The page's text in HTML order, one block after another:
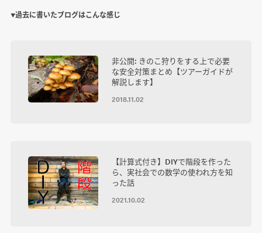
▼過去に書いたブログはこんな感じ
非公開: きのこ狩りをする上で必要
な安全対策まとめ【ツアーガイドが
解説します】
2018.11.02
【計算式付き】DIYで階段を作った
ら、実社会での数学の使われ方を知
った話
2021.10.02